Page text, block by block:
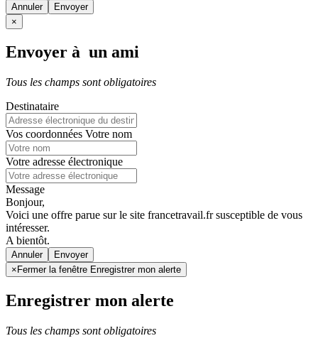
Annuler
×
Envoyer à un ami
Tous les champs sont obligatoires
Destinataire
Vos coordonnées Votre nom
Votre adresse électronique
Message
Bonjour,
Voici une offre parue sur le site francetravail.fr susceptible de vous
intéresser.
A bientôt.
Annuler
× Fermer la fenêtre Enregistrer mon alerte
Enregistrer mon alerte
Tous les champs sont obligatoires